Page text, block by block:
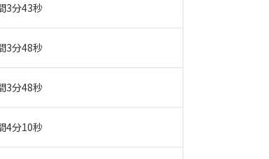
3分43秒
3分48秒
3分48秒
4分10秒